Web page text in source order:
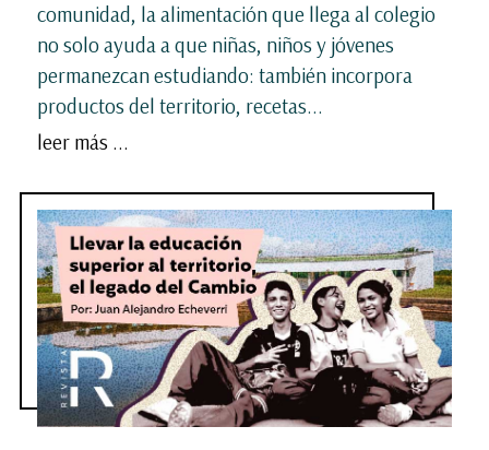
comunidad, la alimentación que llega al colegio
no solo ayuda a que niñas, niños y jóvenes
permanezcan estudiando: también incorpora
productos del territorio, recetas...
leer más ...